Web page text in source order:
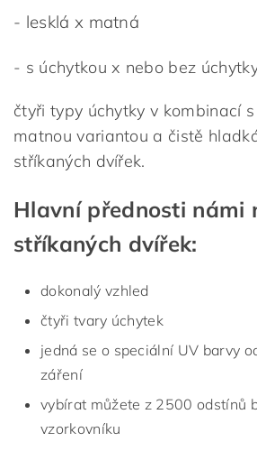
- lesklá x matná
- s úchytkou x nebo bez
čtyři typy úchytky v kombinací
matnou variantou a čistě
stříkaných dvířek.
Hlavní přednosti námi
stříkaných dvířek:
dokonalý vzhled
čtyři tvary úchytek
jedná se o speciální UV barvy
záření
vybírat můžete z 2500 odstínů
vzorkovníku